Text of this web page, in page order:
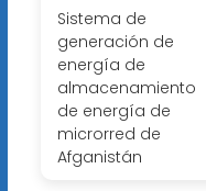
Sistema de
generación de
energía de
almacenamiento
de energía de
microrred de
Afganistán